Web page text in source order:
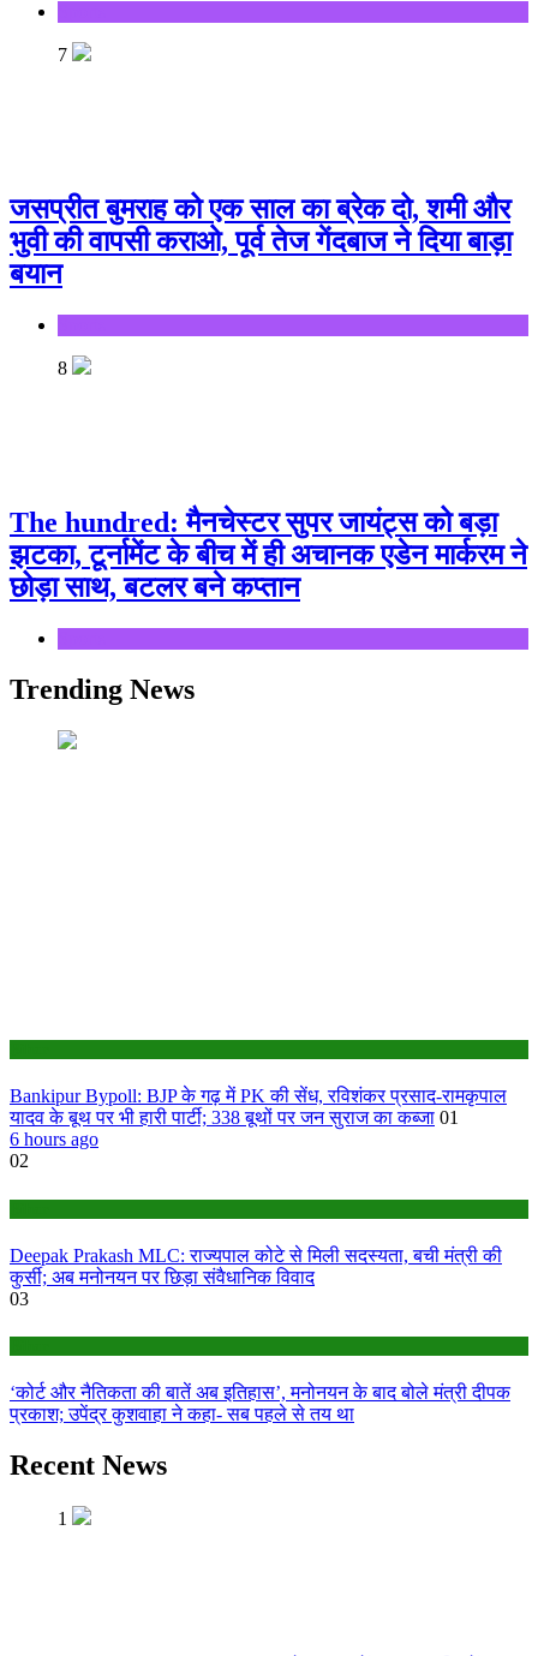
7
जसप्रीत बुमराह को एक साल का ब्रेक दो, शमी और
भुवी की वापसी कराओ, पूर्व तेज गेंदबाज ने दिया बाड़ा
बयान
8
The hundred: मैनचेस्टर सुपर जायंट्स को बड़ा
झटका, टूर्नामेंट के बीच में ही अचानक एडेन मार्करम ने
छोड़ा साथ, बटलर बने कप्तान
Trending News
Bankipur Bypoll: BJP के गढ़ में PK की सेंध, रविशंकर प्रसाद-रामकृपाल
यादव के बूथ पर भी हारी पार्टी; 338 बूथों पर जन सुराज का कब्जा 01
6 hours ago
02
Deepak Prakash MLC: राज्यपाल कोटे से मिली सदस्यता, बची मंत्री की
कुर्सी; अब मनोनयन पर छिड़ा संवैधानिक विवाद
03
‘कोर्ट और नैतिकता की बातें अब इतिहास’, मनोनयन के बाद बोले मंत्री दीपक
प्रकाश; उपेंद्र कुशवाहा ने कहा- सब पहले से तय था
Recent News
1